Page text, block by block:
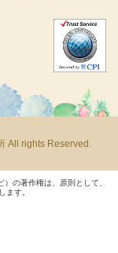
All rights Reserved.
の著作権は、原則として、
ます。